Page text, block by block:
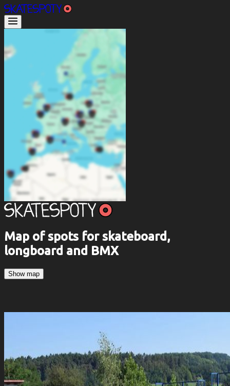
Map of spots for skateboard,
longboard and BMX
Show map